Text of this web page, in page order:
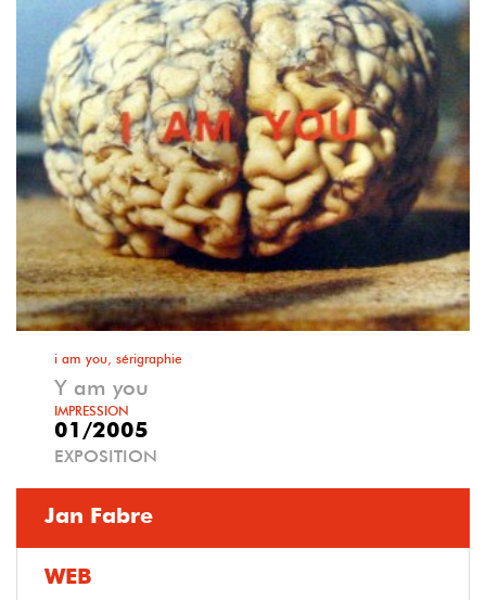
i am you, sérigraphie
Y am you
IMPRESSION
01/2005
EXPOSITION
Jan Fabre
WEB